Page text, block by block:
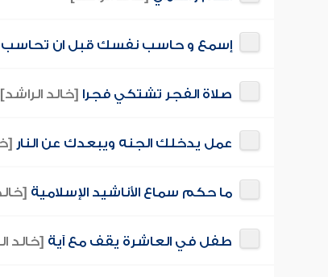
إسمع و حاسب نفسك قبل ان تحاسب
صلاة الفجر تشتكي فجرا [خالد الراشد]
عمل يدخلك الجنه ويبعدك عن النار
ما حكم سماع الأناشيد الإسلامية
طفل في العاشرة يقف مع آية [خالد